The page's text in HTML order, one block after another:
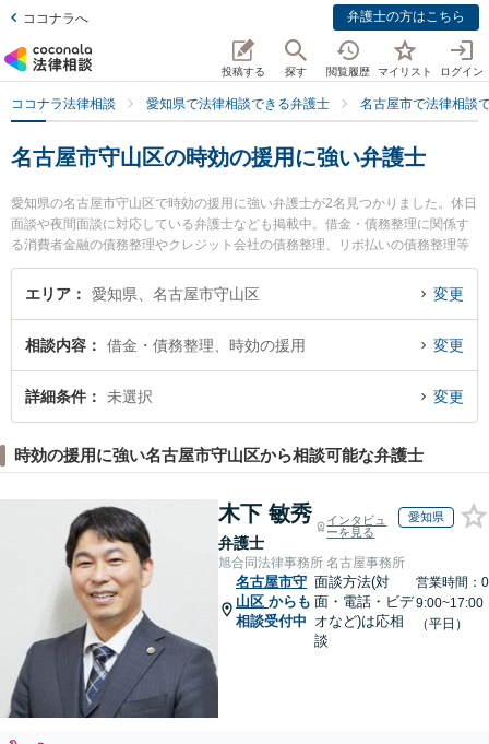
ココナラへ 弁護士の方はこちら
投稿する 探す 閲覧履歴 マイリスト ログイン
ココナラ法律相談 愛知県で法律相談できる弁護士 名古屋市で法律相談
名古屋市守山区の時効の援用に強い弁護士
愛知県の名古屋市守山区で時効の援用に強い弁護士が2名見つかりました。休日
面談や夜間面談に対応している弁護士なども掲載中。借金・債務整理に関係す
る消費者金融の債務整理やクレジット会社の債務整理、リボ払いの債務整理等
の細かな分野での絞り込み検索もでき便利です。特に中村総合法律事務所の中
村 弘人弁護士やみつる法律事務所の山中 千昌弁護士のプロフィール情報や弁護
ラブル解決の実績豊富な近くの弁護士を検索したい』『初回相談無料で時効の
援用を法律相談できる名古屋市守山区内の弁護士に相談予約したい』などでお
困りの相談者さんにおすすめです。
エリア 愛知県、名古屋市守山区 変更
相談内容 借金・債務整理、時効の援用 変更
詳細条件 未選択 変更
時効の援用に強い名古屋市守山区から相談可能な弁護士
木下 敏秀
弁護士
インタビュ
ーを見る
愛知県
旭合同法律事務所 名古屋事務所
名古屋市守
山区 からも
相談受付中
面談方法(対
面・電話・ビデ
オなど)は応相
談
営業時間：0
9:00~17:00
（平日）